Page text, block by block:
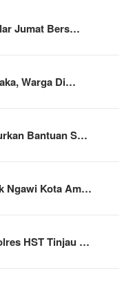
Jumat Bers…
Warga Di…
Bantuan S…
Ngawi Kota Am…
HST Tinjau …